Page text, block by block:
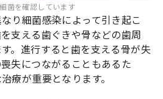
菌を確認しています
り細菌感染によって引き起こ
支える歯ぐきや骨などの歯周
。進行すると歯を支える骨が失
失につながることもあるた
療が重要となります。